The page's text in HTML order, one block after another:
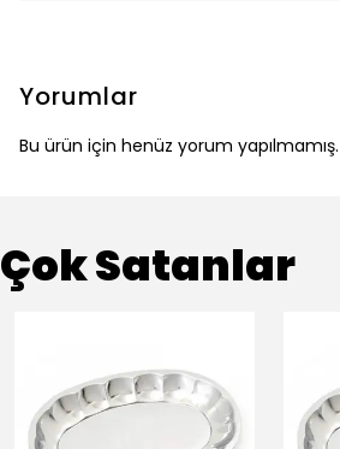
Yorumlar
Bu ürün için henüz yorum yapılmamış.
Çok Satanlar